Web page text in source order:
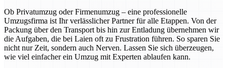
Ob Privatumzug oder Firmenumzug – eine professionelle
Umzugsfirma ist Ihr verlässlicher Partner für alle Etappen. Von der
Packung über den Transport bis hin zur Entladung übernehmen wir
die Aufgaben, die bei Laien oft zu Frustration führen. So sparen Sie
nicht nur Zeit, sondern auch Nerven. Lassen Sie sich überzeugen,
wie viel einfacher ein Umzug mit Experten ablaufen kann.